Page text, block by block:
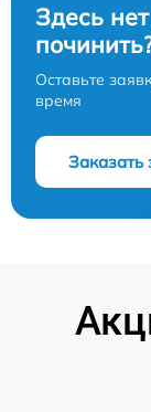
Здесь
Оставьте
время
Заказать